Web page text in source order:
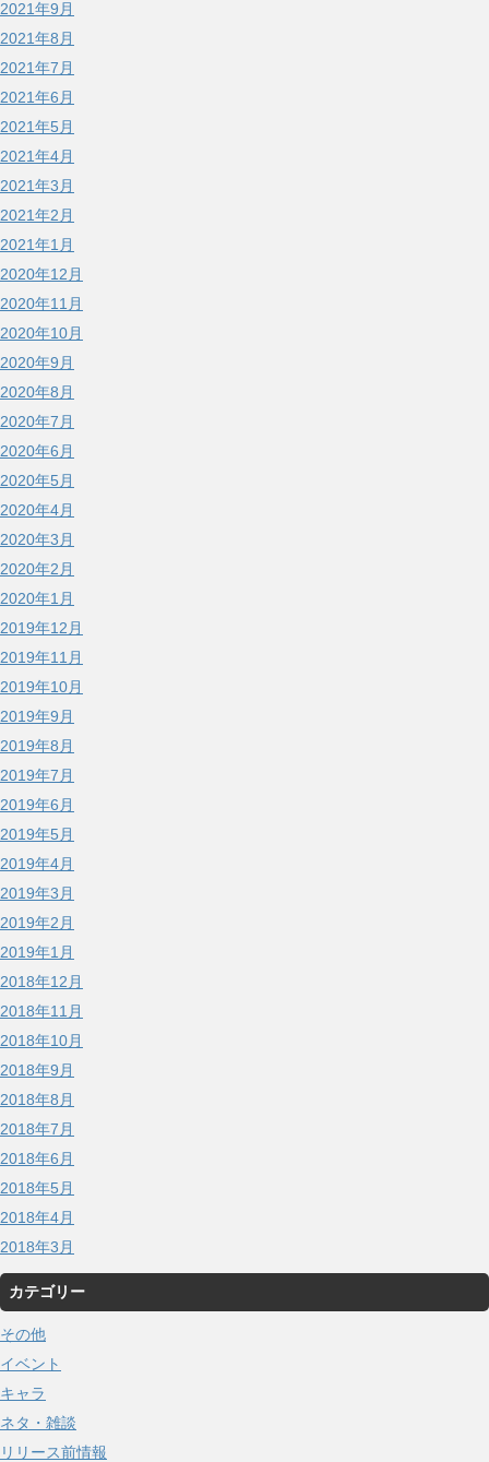
2021年9月
2021年8月
2021年7月
2021年6月
2021年5月
2021年4月
2021年3月
2021年2月
2021年1月
2020年12月
2020年11月
2020年10月
2020年9月
2020年8月
2020年7月
2020年6月
2020年5月
2020年4月
2020年3月
2020年2月
2020年1月
2019年12月
2019年11月
2019年10月
2019年9月
2019年8月
2019年7月
2019年6月
2019年5月
2019年4月
2019年3月
2019年2月
2019年1月
2018年12月
2018年11月
2018年10月
2018年9月
2018年8月
2018年7月
2018年6月
2018年5月
2018年4月
2018年3月
カテゴリー
その他
イベント
キャラ
ネタ・雑談
リリース前情報